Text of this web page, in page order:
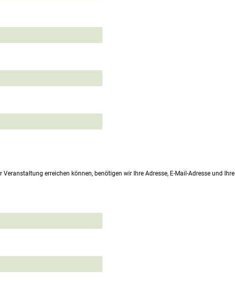
erreichen können, benötigen wir Ihre Adresse, E-Mail-Adresse und Ihre